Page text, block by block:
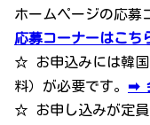
ホームページの応募
応募コーナーはこち
☆ お申込みには韓国
料）が必要です。 ➡
☆ お申し込みが定員